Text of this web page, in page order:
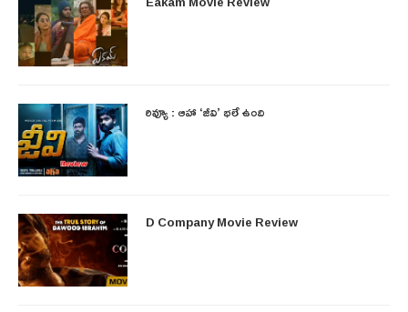
రివ్యూ : ఆహా ‘జీవి’ భలే ఉంది
D Company Movie Review